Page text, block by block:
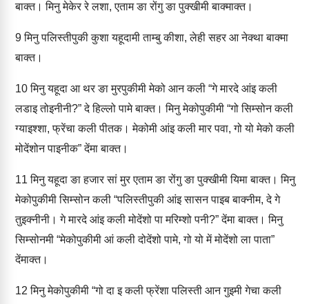
बाक्‍त। मिनु मेकेर रे लशा, एताम ङा रोंगु ङा पुक्‍खीमी बाक्‍माक्‍त।
9मिनु पलिस्‍तीपुकी कुशा यहूदामी ताम्‍बु कीशा, लेही सहर आ नेक्‍था बाक्‍मा
बाक्‍त।
10मिनु यहूदा आ थर ङा मुरपुकीमी मेको आन कली “गे मारदे आंइ कली
लडाइ तोइनीनी?” दे हिल्‍लो पामे बाक्‍त। मिनु मेकोपुकीमी “गो सिम्‍सोन कली
ग्‍याइश्‍शा, फ्रेंचा कली पीतक। मेकोमी आंइ कली मार पवा, गो यो मेको कली
मोदेंशोन पाइनीक” देंमा बाक्‍त।
11 मिनु यहूदा ङा हजार सां मुर एताम ङा रोंगु ङा पुक्‍खीमी यिमा बाक्‍त। मिनु
मेकोपुकीमी सिम्‍सोन कली “पलिस्‍तीपुकी आंइ सासन पाइब बाक्‍नीम, दे गे
तुइक्‍नीनी। गे मारदे आंइ कली मोदेंशो पा मरिम्‍शो पनी?” देंमा बाक्‍त। मिनु
सिम्‍सोनमी “मेकोपुकीमी आं कली दोदेंशो पामे, गो यो में मोदेंशो ला पाता”
देंमाक्‍त।
12 मिनु मेकोपुकीमी “गो दा इ कली फ्रेंशा पलिस्‍ती आन गुइमी गेचा कली